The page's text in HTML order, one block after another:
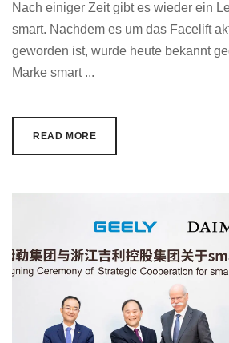
Nach einiger Zeit gibt es wieder ein
smart. Nachdem es um das Facelift
geworden ist, wurde heute bekannt
Marke smart ...
READ MORE